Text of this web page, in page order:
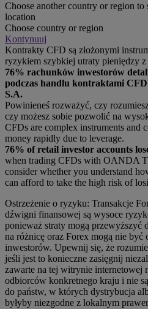
Choose another country or region to
location
Choose country or region
Kontynuuj
Kontrakty CFD są złożonymi
ryzykiem szybkiej utraty pieniędzy
76% rachunków inwestorów
podczas handlu kontraktami
S.A.
Powinieneś rozważyć, czy
czy możesz sobie pozwolić na
CFDs are complex instruments and
money rapidly due to leverage.
76% of retail investor accounts
when trading CFDs with OANDA
consider whether you understand
can afford to take the high risk of
Ostrzeżenie o ryzyku: Transakcje
dźwigni finansowej są wysoce
ponieważ straty mogą przewyższyć
na różnicę oraz Forex mogą nie
inwestorów. Upewnij się, że
jeśli jest to konieczne zasięgnij
zawarte na tej witrynie internetowej
odbiorców konkretnego kraju i nie
do państw, w których dystrybucja
byłyby niezgodne z lokalnym